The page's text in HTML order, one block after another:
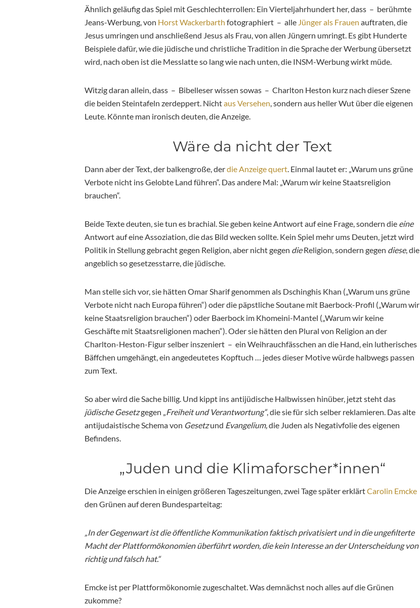
Ähnlich geläufig das Spiel mit Geschlechterrollen: Ein Vierteljahrhundert her, dass – berühmte
Jeans-Werbung, von Horst Wackerbarth fotographiert – alle Jünger als Frauen auftraten, die
Jesus umringen und anschließend Jesus als Frau, von allen Jüngern umringt. Es gibt Hunderte
Beispiele dafür, wie die jüdische und christliche Tradition in die Sprache der Werbung übersetzt
wird, nach oben ist die Messlatte so lang wie nach unten, die INSM-Werbung wirkt müde.
Witzig daran allein, dass – Bibelleser wissen sowas – Charlton Heston kurz nach dieser Szene
die beiden Steintafeln zerdeppert. Nichtaus Versehen, sondern aus heller Wut über die eigenen
Leute. Könnte man ironisch deuten, die Anzeige.
Wäre da nicht der Text
Dann aber der Text, der balkengroße, derdie Anzeige quert. Einmal lautet er: „Warum uns grüne
Verbote nicht ins Gelobte Land führen“. Das andere Mal: „Warum wir keine Staatsreligion
brauchen“.
Beide Texte deuten, sie tun es brachial. Sie geben keine Antwort auf eine Frage, sondern die eine
Antwort auf eine Assoziation, die das Bild wecken sollte. Kein Spiel mehr ums Deuten, jetzt wird
Politik in Stellung gebracht gegen Religion, aber nicht gegen dieReligion, sondern gegen diese, die
angeblich so gesetzesstarre, die jüdische.
Man stelle sich vor, sie hätten Omar Sharif genommen als Dschinghis Khan („Warum uns grüne
Verbote nicht nach Europa führen“) oder die päpstliche Soutane mit Baerbock-Profil („Warum wir
keine Staatsreligion brauchen“) oder Baerbock im Khomeini-Mantel („Warum wir keine
Geschäfte mit Staatsreligionen machen“). Oder sie hätten den Plural von Religion an der
Charlton-Heston-Figur selber inszeniert – ein Weihrauchfässchen an die Hand, ein lutherisches
Bäffchen umgehängt, ein angedeutetes Kopftuch … jedes dieser Motive würde halbwegs passen
zum Text.
So aber wird die Sache billig. Und kippt ins antijüdische Halbwissen hinüber, jetzt steht das
jüdische Gesetzgegen „Freiheit und Verantwortung“, die sie für sich selber reklamieren. Das alte
antijudaistische Schema von Gesetzund Evangelium,die Juden als Negativfolie des eigenen
Befindens.
„Juden und die Klimaforscher*innen“
Die Anzeige erschien in einigen größeren Tageszeitungen, zwei Tage später erklärtCarolin Emcke
den Grünen auf deren Bundesparteitag:
„In der Gegenwart ist die öffentliche Kommunikation faktisch privatisiert und in die ungefilterte
Macht der Plattformökonomien überführt worden, die kein Interesse an der Unterscheidung von
richtig und falsch hat.“
Emcke ist per Plattformökonomie zugeschaltet. Was demnächst noch alles auf die Grünen
zukomme?